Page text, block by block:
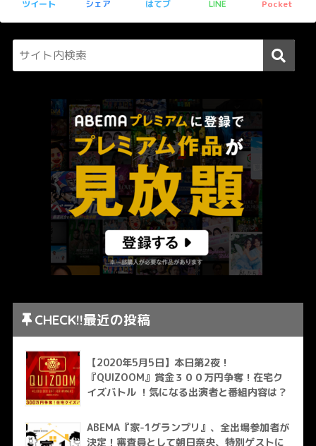
ツイート シェア はてブ LINE Pocket
CHECK!!最近の投稿
【2020年5月5日】本日第2夜！
『QUIZOOM』賞金３００万円争奪！在宅ク
イズバトル ！気になる出演者と番組内容は？
ABEMA『家-1グランプリ』、全出場参加者が
決定！審査員として朝日奈央、特別ゲストに